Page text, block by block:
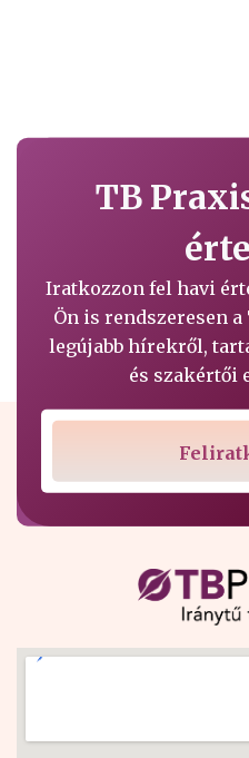
TB
Iratkozzon fel havi
Ön is rendszeresen
legújabb hírekről,
és szakértői